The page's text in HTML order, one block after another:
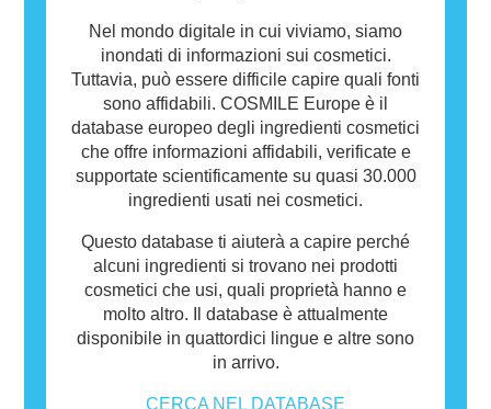
Nel mondo digitale in cui viviamo, siamo
inondati di informazioni sui cosmetici.
Tuttavia, può essere difficile capire quali fonti
sono affidabili. COSMILE Europe è il
database europeo degli ingredienti cosmetici
che offre informazioni affidabili, verificate e
supportate scientificamente su quasi 30.000
ingredienti usati nei cosmetici.
Questo database ti aiuterà a capire perché
alcuni ingredienti si trovano nei prodotti
cosmetici che usi, quali proprietà hanno e
molto altro. Il database è attualmente
disponibile in quattordici lingue e altre sono
in arrivo.
CERCA NEL DATABASE